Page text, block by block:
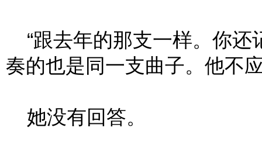
“跟去年的那支一样。你还
奏的也是同一支曲子。他不
她没有回答。